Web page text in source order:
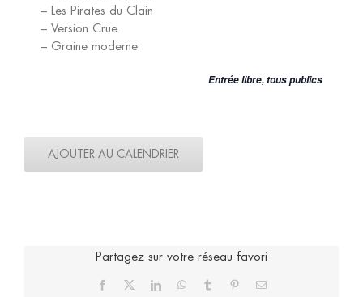
– Les Pirates du Clain
– Version Crue
– Graine moderne
Entrée libre, tous publics
AJOUTER AU CALENDRIER
Partagez sur votre réseau favori
Facebook
X LinkedInWhatsApp
TumblrPinterestEmail